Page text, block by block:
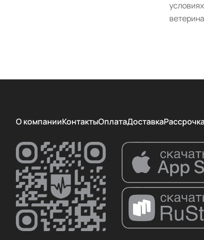
О компанииКонтактыОплатаДоставка